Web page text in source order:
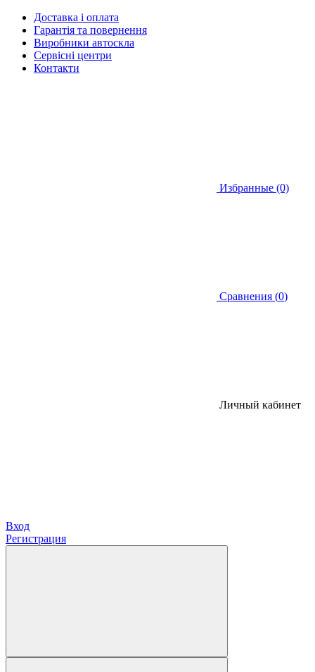
Доставка і оплата
Гарантія та повернення
Виробники автоскла
Сервісні центри
Контакти
Избранные (0)
Сравнения (0)
Личный кабинет
Вход
Регистрация